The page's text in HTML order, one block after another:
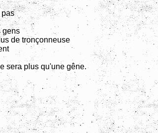
pas
gens
de tronçonneuse
sera plus qu'une gêne.